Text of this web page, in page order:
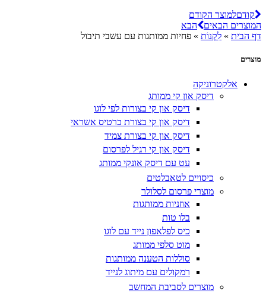
קודםלמוצר הקודם
המוצרים הבאים
הבא
דף הבית » לִקְנוֹת » פחיות ממותגות עם עשבי תיבול
מוצרים
אלקטרוניקה
דיסק און קי ממותג
דיסק און קי בצורות לפי לוגו
דיסק און קי בצורת כרטיס אשראי
דיסק און קי בצורת צמיד
דיסק און קי רגיל לפרסום
עט עם דיסק אונקי ממותג
כיסויים לטאבלטים
מוצרי פרסום לסלולר
אוזניות ממותגות
בלו טות
כיס לפלאפון נייד עם לוגו
מוט סלפי ממותג
סוללות הטענה ממותגות
רמקולים עם מיתוג לנייד
מוצרים לסביבת המחשב